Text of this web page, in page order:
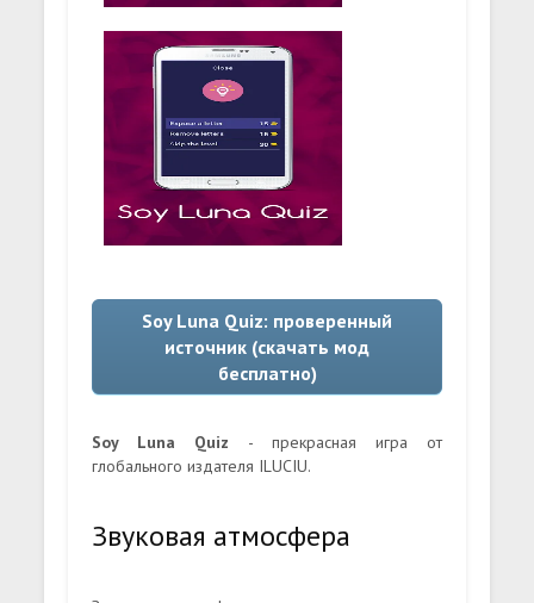
Soy Luna Quiz: проверенный
источник (скачать мод
бесплатно)
Soy Luna Quiz - прекрасная игра от
глобального издателя ILUCIU.
Звуковая атмосфера